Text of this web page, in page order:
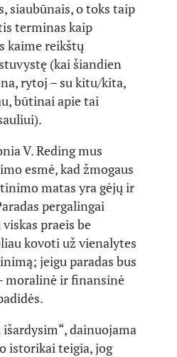
siaubūnais, o toks taip
terminas kaip
kaime reikštų
(kai šiandien
rytoj – su kitu/kita,
būtinai apie tai
V. Reding mus
esmė, kad žmogaus
matas yra gėjų ir
pergalingai
praeis be
kovoti už vienalytes
jeigu paradas bus
moralinė ir finansinė
išardysim“, dainuojama
istorikai teigia, jog